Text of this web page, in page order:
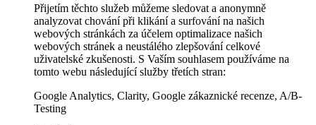
Přijetím těchto služeb můžeme sledovat a anonymně
analyzovat chování při klikání a surfování na našich
webových stránkách za účelem optimalizace našich
webových stránek a neustálého zlepšování celkové
uživatelské zkušenosti. S Vaším souhlasem používáme na
tomto webu následující služby třetích stran:
Google Analytics, Clarity, Google zákaznické recenze, A/B-
Testing